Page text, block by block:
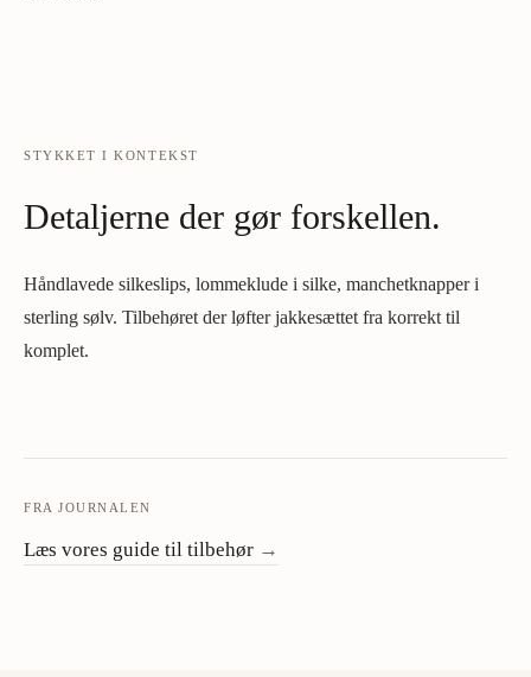
STYKKET I KONTEKST
Detaljerne der gør forskellen.
Håndlavede silkeslips, lommeklude i silke, manchetknapper i
sterling sølv. Tilbehøret der løfter jakkesættet fra korrekt til
komplet.
FRA JOURNALEN
Læs vores guide til tilbehør →